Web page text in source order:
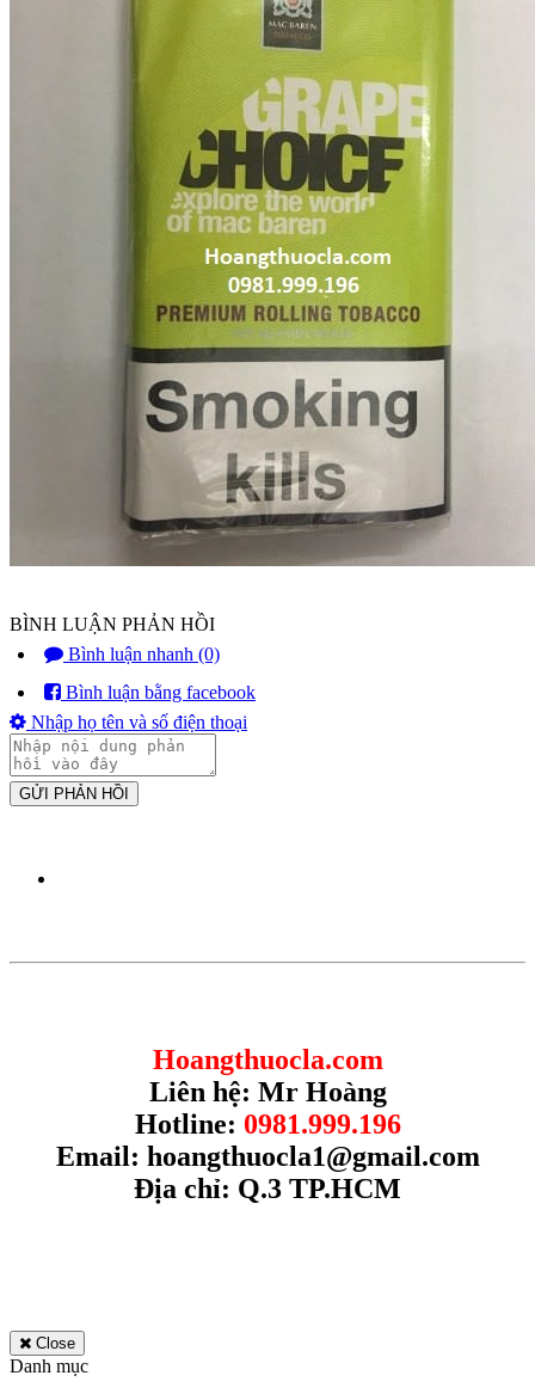
BÌNH LUẬN PHẢN HỒI
Bình luận nhanh (0)
Bình luận bằng facebook
Nhập họ tên và số điện thoại
GỬI PHẢN HỒI
Hoangthuocla.com
Liên hệ: Mr Hoàng
Hotline: 0981.999.196
Email: hoangthuocla1@gmail.com
Địa chỉ: Q.3 TP.HCM
Close
Danh mục